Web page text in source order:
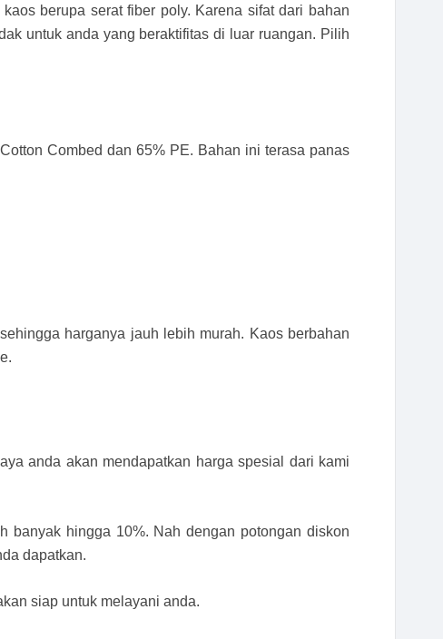
berupa serat fiber poly. Karena sifat dari bahan
untuk anda yang beraktifitas di luar ruangan. Pilih
Combed dan 65% PE. Bahan ini terasa panas
harganya jauh lebih murah. Kaos berbahan
anda akan mendapatkan harga spesial dari kami
banyak hingga 10%. Nah dengan potongan diskon
dapatkan.
siap untuk melayani anda.